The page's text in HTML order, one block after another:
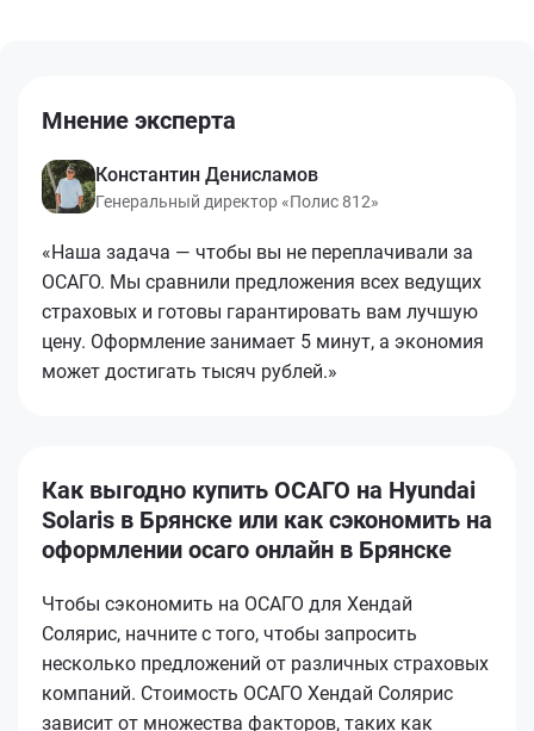
Мнение эксперта
Константин Денисламов
Генеральный директор «Полис 812»
«Наша задача — чтобы вы не переплачивали за
ОСАГО. Мы сравнили предложения всех ведущих
страховых и готовы гарантировать вам лучшую
цену. Оформление занимает 5 минут, а экономия
может достигать тысяч рублей.»
Как выгодно купить ОСАГО на Hyundai
Solaris в Брянске или как сэкономить на
оформлении осаго онлайн в Брянске
Чтобы сэкономить на ОСАГО для Хендай
Солярис, начните с того, чтобы запросить
несколько предложений от различных страховых
компаний. Стоимость ОСАГО Хендай Солярис
зависит от множества факторов, таких как